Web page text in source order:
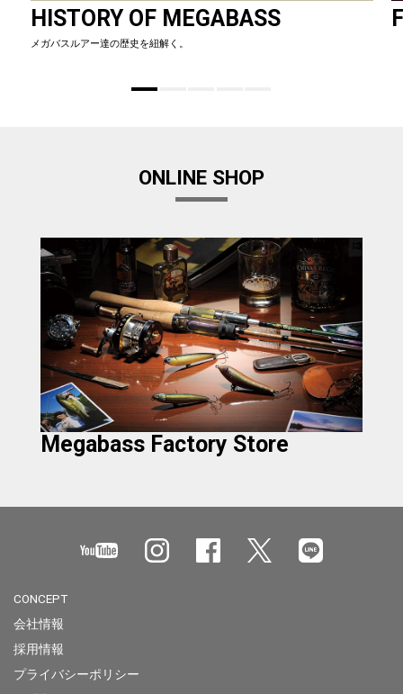
HISTORY OF MEGABASS
メガバスルアー達の歴史を紐解く。
ONLINE SHOP
Megabass Factory Store
CONCEPT
会社情報
採用情報
プライバシーポリシー